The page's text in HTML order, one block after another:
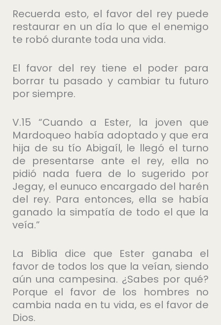
Recuerda esto, el favor del rey puede
restaurar en un día lo que el enemigo
te robó durante toda una vida.
El favor del rey tiene el poder para
borrar tu pasado y cambiar tu futuro
por siempre.
V.15 “Cuando a Ester, la joven que
Mardoqueo había adoptado y que era
hija de su tío Abigaíl, le llegó el turno
de presentarse ante el rey, ella no
pidió nada fuera de lo sugerido por
Jegay, el eunuco encargado del harén
del rey. Para entonces, ella se había
ganado la simpatía de todo el que la
veía.”
La Biblia dice que Ester ganaba el
favor de todos los que la veían, siendo
aún una campesina. ¿Sabes por qué?
Porque el favor de los hombres no
cambia nada en tu vida, es el favor de
Dios.